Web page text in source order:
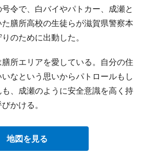
令で、白バイやパトカー、成瀬と
膳所高校の生徒らが滋賀県警察本
のために出動した。
所エリアを愛している。自分の住
なという思いからパトロールもし
、成瀬のように安全意識を高く持
かける。
地図を見る